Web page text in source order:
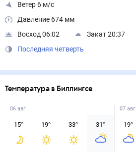
Ветер 6 м/с
Давление 674 мм
Восход 06:02
Закат 20:37
Последняя четверть
Температура в Биллингсе
06 авг
15° 19° 33° 31°
07 авг
19°